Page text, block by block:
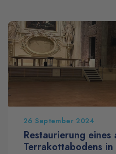
26 September 2024
Restaurierung eines
Terrakottabodens in